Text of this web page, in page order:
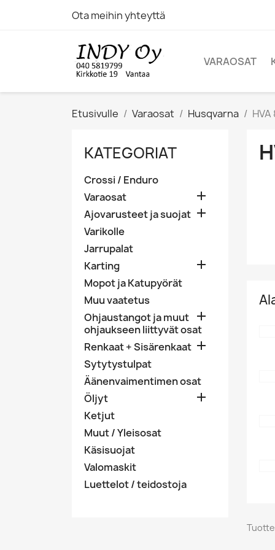
Ota meihin yhteyttä
VARAOSAT
Etusivulle Varaosat Husqvarna
KATEGORIAT
Crossi / Enduro
Varaosat

Ajovarusteet ja suojat 
Varikolle
Jarrupalat
Karting

Mopot ja Katupyörät
Muu vaatetus
Ohjaustangot ja muut
ohjaukseen liittyvät osat

Renkaat + Sisärenkaat 
Sytytystulpat
Äänenvaimentimen osat
Öljyt

Ketjut
Muut / Yleisosat
Käsisuojat
Valomaskit
Luettelot / teidostoja